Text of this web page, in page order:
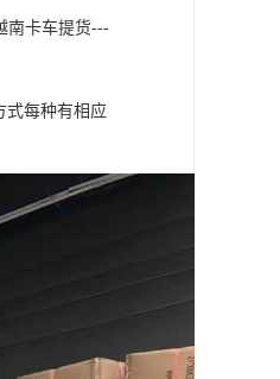
南卡车提货---
式每种有相应